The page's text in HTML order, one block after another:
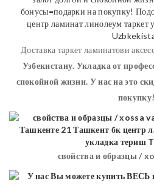
Доставка таркет ламинатови
Узбекистану. Укладка от
спокойной жизни. У нас на это
покупку!
свойства и образцы /